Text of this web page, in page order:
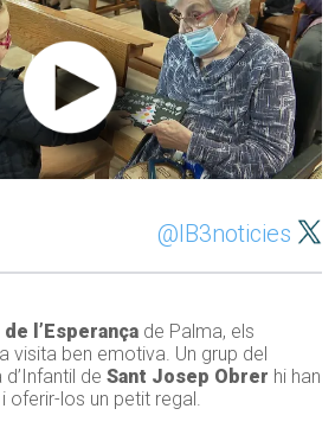
@IB3noticies
l’Esperança de Palma, els
visita ben emotiva. Un grup del
de Sant Josep Obrer hi han
oferir-los un petit regal.